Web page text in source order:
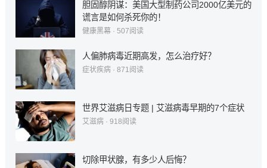
胆固醇阴谋：美国大型制药公司2000亿美元的
谎言是如何杀死你的！
健康黑幕· 507阅读
人偏肺病毒近期高发，怎么治疗好？
症状疾病· 871阅读
世界艾滋病日专题 | 艾滋病毒早期的7个症状
艾滋病· 918阅读
切除甲状腺，有多少人后悔？